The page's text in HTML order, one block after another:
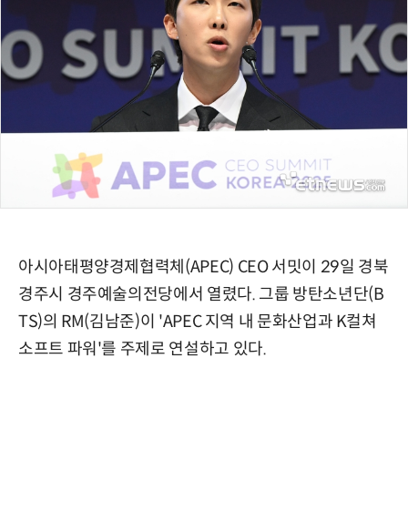
아시아태평양경제협력체(APEC) CEO 서밋이 29일 경북
경주시 경주예술의전당에서 열렸다. 그룹 방탄소년단(B
TS)의 RM(김남준)이 'APEC 지역 내 문화산업과 K컬쳐
소프트 파워'를 주제로 연설하고 있다.